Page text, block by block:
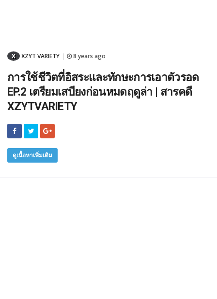
X XZYT VARIETY 8 years ago
การใช้ชีวิตที่อิสระและทักษะการเอาตัวรอด
EP.2 เตรียมเสบียงก่อนหมดฤดูล่า | สารคดี
XZYTVARIETY
ดูเนื้อหาเพิ่มเติม